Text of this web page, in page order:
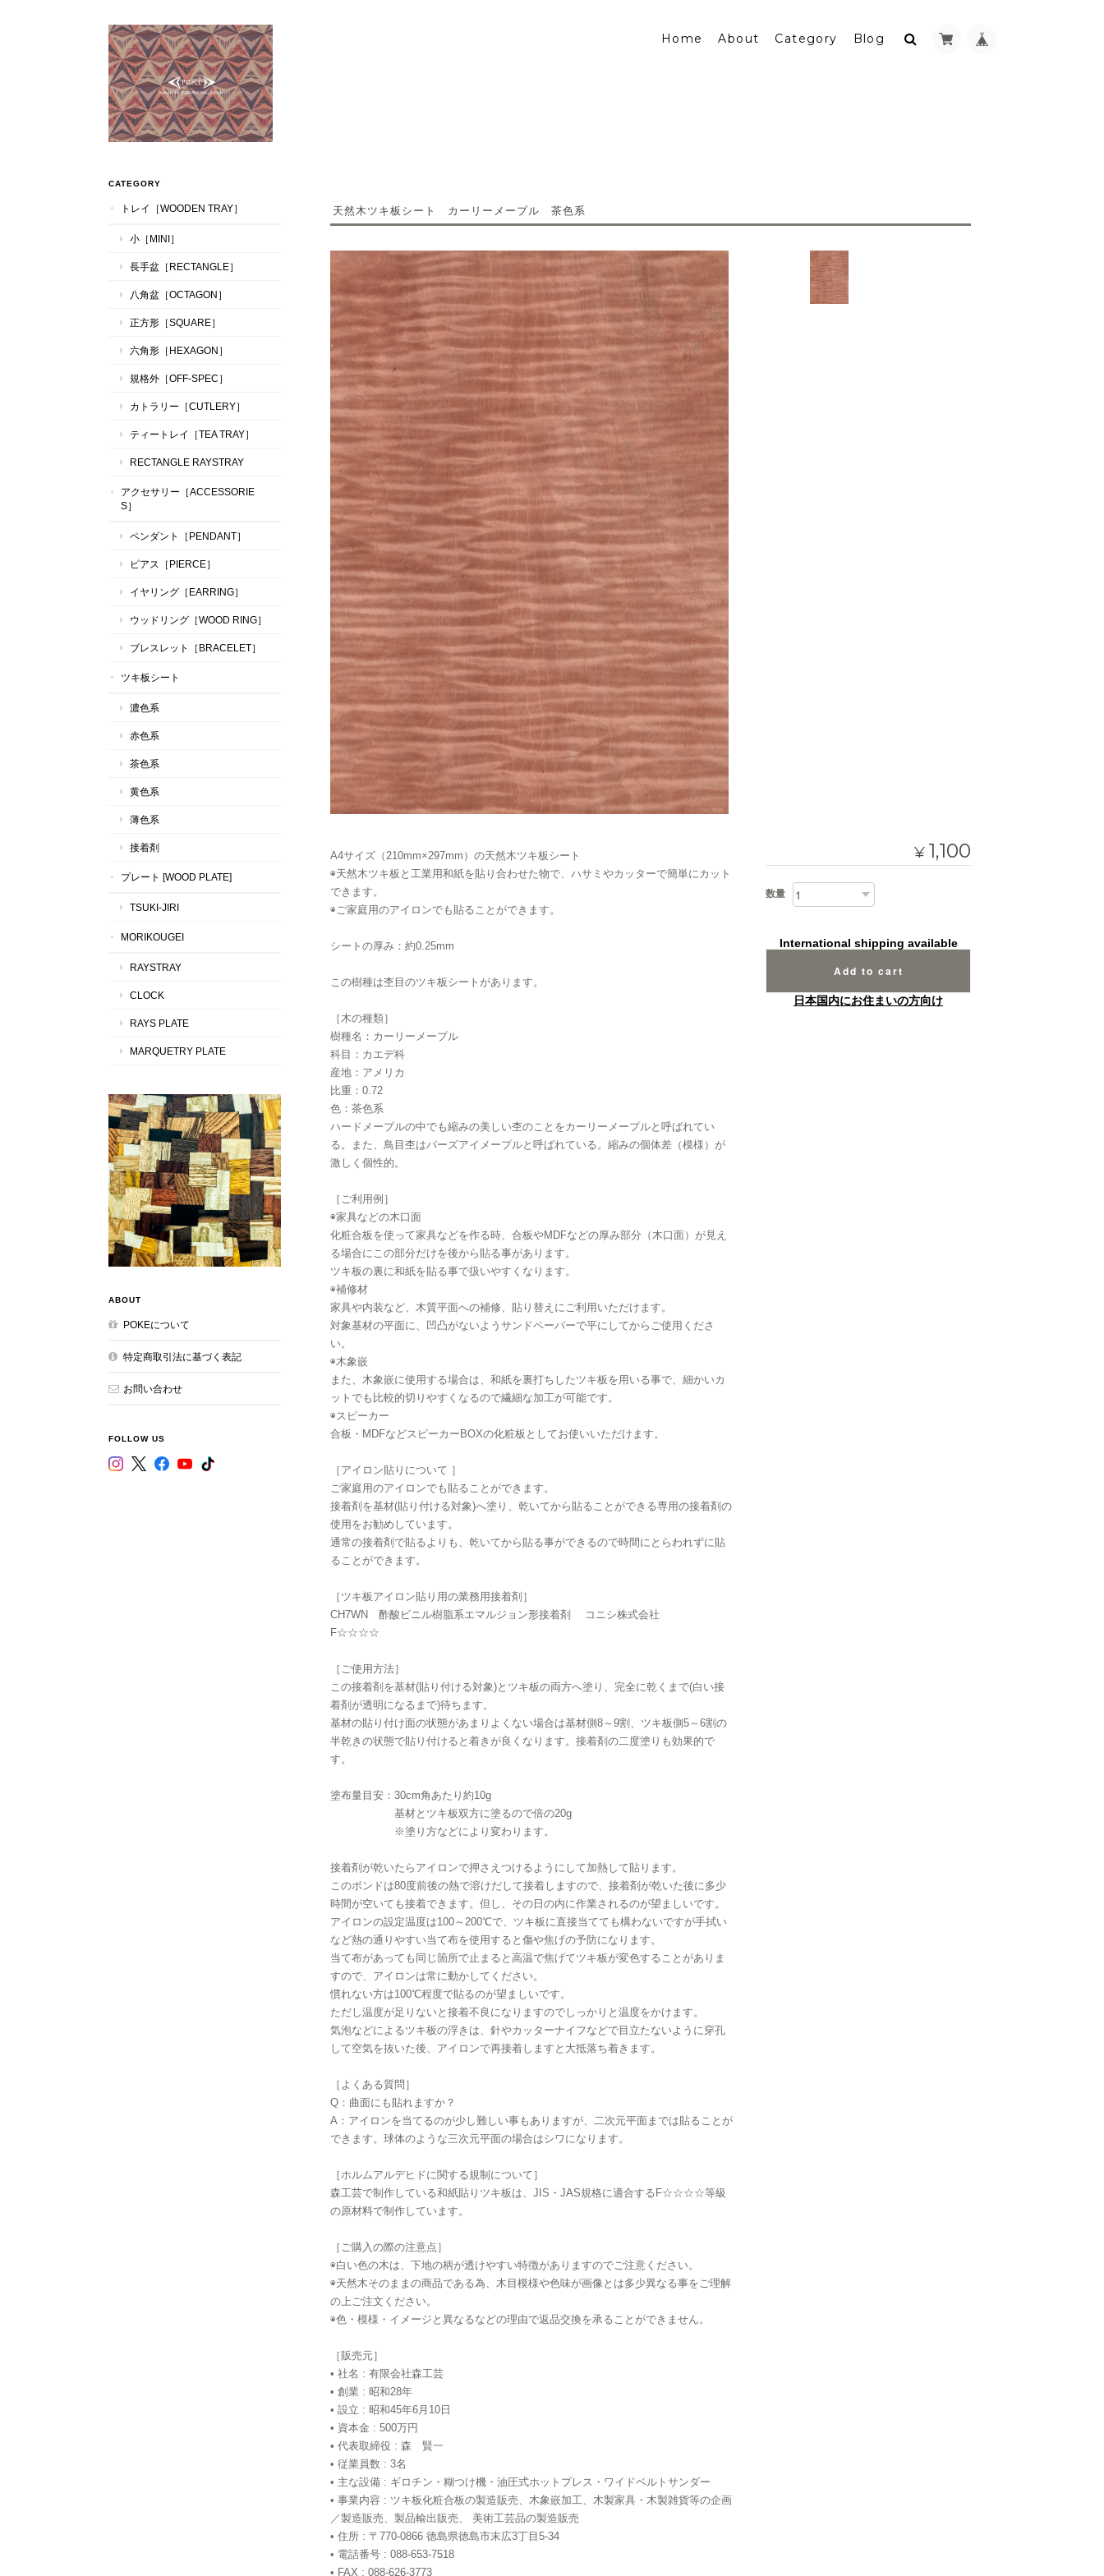
Home About Category Blog
天然木ツキ板シート カーリーメープル 茶色系
A4サイズ（210mm×297mm）の天然木ツキ板シート
◉天然木ツキ板と工業用和紙を貼り合わせた物で、ハサミやカッターで簡単にカット
できます。
◉ご家庭用のアイロンでも貼ることができます。
シートの厚み：約0.25mm
この樹種は杢目のツキ板シートがあります。
［木の種類］
樹種名：カーリーメープル
科目：カエデ科
産地：アメリカ
比重：0.72
色：茶色系
ハードメープルの中でも縮みの美しい杢のことをカーリーメープルと呼ばれてい
る。また、鳥目杢はバーズアイメープルと呼ばれている。縮みの個体差（模様）が
激しく個性的。
［ご利用例］
◉家具などの木口面
化粧合板を使って家具などを作る時、合板やMDFなどの厚み部分（木口面）が見え
る場合にこの部分だけを後から貼る事があります。
ツキ板の裏に和紙を貼る事で扱いやすくなります。
◉補修材
家具や内装など、木質平面への補修、貼り替えにご利用いただけます。
対象基材の平面に、凹凸がないようサンドペーパーで平にしてからご使用くださ
い。
◉木象嵌
また、木象嵌に使用する場合は、和紙を裏打ちしたツキ板を用いる事で、細かいカ
ットでも比較的切りやすくなるので繊細な加工が可能です。
◉スピーカー
合板・MDFなどスピーカーBOXの化粧板としてお使いいただけます。
［アイロン貼りについて ］
ご家庭用のアイロンでも貼ることができます。
接着剤を基材(貼り付ける対象)へ塗り、乾いてから貼ることができる専用の接着剤の
使用をお勧めしています。
通常の接着剤で貼るよりも、乾いてから貼る事ができるので時間にとらわれずに貼
ることができます。
［ツキ板アイロン貼り用の業務用接着剤］
CH7WN 酢酸ビニル樹脂系エマルジョン形接着剤 コニシ株式会社
F☆☆☆☆
［ご使用方法］
この接着剤を基材(貼り付ける対象)とツキ板の両方へ塗り、完全に乾くまで(白い接
着剤が透明になるまで)待ちます。
基材の貼り付け面の状態があまりよくない場合は基材側8～9割、ツキ板側5～6割の
半乾きの状態で貼り付けると着きが良くなります。接着剤の二度塗りも効果的で
す。
塗布量目安：30cm角あたり約10g
基材とツキ板双方に塗るので倍の20g
※塗り方などにより変わります。
接着剤が乾いたらアイロンで押さえつけるようにして加熱して貼ります。
このボンドは80度前後の熱で溶けだして接着しますので、接着剤が乾いた後に多少
時間が空いても接着できます。但し、その日の内に作業されるのが望ましいです。
アイロンの設定温度は100～200℃で、ツキ板に直接当てても構わないですが手拭い
など熱の通りやすい当て布を使用すると傷や焦げの予防になります。
当て布があっても同じ箇所で止まると高温で焦げてツキ板が変色することがありま
すので、アイロンは常に動かしてください。
慣れない方は100℃程度で貼るのが望ましいです。
ただし温度が足りないと接着不良になりますのでしっかりと温度をかけます。
気泡などによるツキ板の浮きは、針やカッターナイフなどで目立たないように穿孔
して空気を抜いた後、アイロンで再接着しますと大抵落ち着きます。
［よくある質問］
Q：曲面にも貼れますか？
A：アイロンを当てるのが少し難しい事もありますが、二次元平面までは貼ることが
できます。球体のような三次元平面の場合はシワになります。
［ホルムアルデヒドに関する規制について］
森工芸で制作している和紙貼りツキ板は、JIS・JAS規格に適合するF☆☆☆☆等級
の原材料で制作しています。
［ご購入の際の注意点］
◉白い色の木は、下地の柄が透けやすい特徴がありますのでご注意ください。
◉天然木そのままの商品である為、木目模様や色味が画像とは多少異なる事をご理解
の上ご注文ください。
◉色・模様・イメージと異なるなどの理由で返品交換を承ることができません。
［販売元］
• 社名 : 有限会社森工芸
• 創業 : 昭和28年
• 設立 : 昭和45年6月10日
• 資本金 : 500万円
• 代表取締役 : 森 賢一
• 従業員数 : 3名
• 主な設備 : ギロチン・糊つけ機・油圧式ホットプレス・ワイドベルトサンダー
• 事業内容 : ツキ板化粧合板の製造販売、木象嵌加工、木製家具・木製雑貨等の企画
／製造販売、製品輸出販売、 美術工芸品の製造販売
• 住所 : 〒770-0866 徳島県徳島市末広3丁目5-34
• 電話番号 : 088-653-7518
• FAX : 088-626-3773
¥ 1,100
数量
International shipping available
Add to cart
日本国内にお住まいの方向け
CATEGORY
トレイ［WOODEN TRAY］
小［MINI］
長手盆［RECTANGLE］
八角盆［OCTAGON］
正方形［SQUARE］
六角形［HEXAGON］
規格外［OFF-SPEC］
カトラリー［CUTLERY］
ティートレイ［TEA TRAY］
RECTANGLE RAYSTRAY
アクセサリー［ACCESSORIE
S］
ペンダント［PENDANT］
ピアス［PIERCE］
イヤリング［EARRING］
ウッドリング［WOOD RING］
ブレスレット［BRACELET］
ツキ板シート
濃色系
赤色系
茶色系
黄色系
薄色系
接着剤
プレート [WOOD PLATE]
TSUKI-JIRI
MORIKOUGEI
RAYSTRAY
CLOCK
RAYS PLATE
MARQUETRY PLATE
ABOUT
POKEについて
特定商取引法に基づく表記
お問い合わせ
FOLLOW US